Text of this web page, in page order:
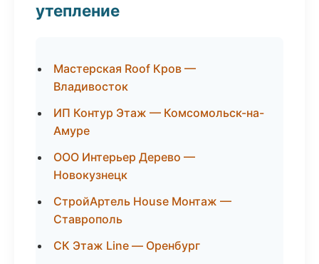
утепление
Мастерская Roof Кров —
Владивосток
ИП Контур Этаж — Комсомольск-на-
Амуре
ООО Интерьер Дерево —
Новокузнецк
СтройАртель House Монтаж —
Ставрополь
СК Этаж Line — Оренбург